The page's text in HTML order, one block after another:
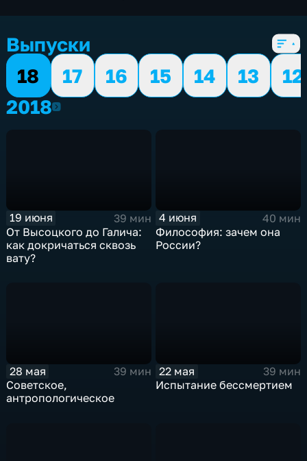
Выпуски
18
17 16 15 14 13
12
20182018
19 июня
39 мин
От Высоцкого до Галича:
как докричаться сквозь
вату?
4 июня
40 мин
Философия: зачем она
России?
28 мая
39 мин
Советское,
антропологическое
22 мая
39 мин
Испытание бессмертием